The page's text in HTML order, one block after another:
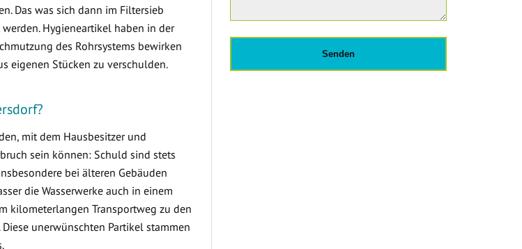
Das was sich dann im Filtersieb
Hygieneartikel haben in der
des Rohrsystems bewirken
eigenen Stücken zu verschulden.
mit dem Hausbesitzer und
sein können: Schuld sind stets
bei älteren Gebäuden
die Wasserwerke auch in einem
kilometerlangen Transportweg zu den
unerwünschten Partikel stammen